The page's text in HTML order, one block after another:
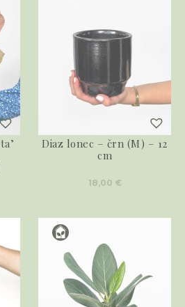
Diaz lonec – črn (M) – 12
cm
18,00 €